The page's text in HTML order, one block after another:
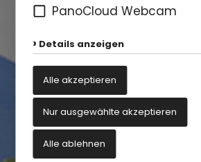
PanoCloud Webcam
Details anzeigen
Alle akzeptieren
Nur ausgewählte akzeptieren
Alle ablehnen